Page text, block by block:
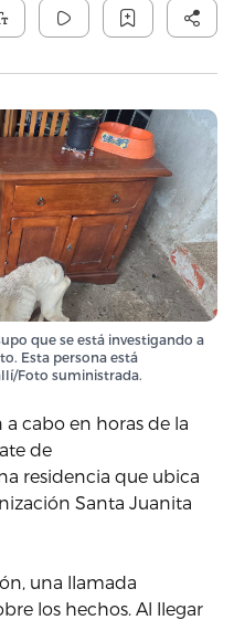
que se está investigando a
Esta persona está
Foto suministrada.
cabo en horas de la
de
residencia que ubica
Santa Juanita
una llamada
los hechos. Al llegar